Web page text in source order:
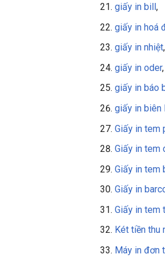
giấy in bill,
giấy in hoá
giấy in nhiệt,
giấy in oder,
giấy in báo
giấy in biên
Giấy in tem
Giấy in tem
Giấy in tem
Giấy in
Giấy in tem
Két tiền thu
Máy in đơn